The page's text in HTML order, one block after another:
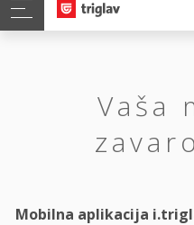
Vaša
Mobilna aplikacija